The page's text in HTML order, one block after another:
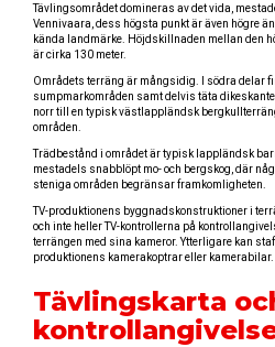
Tävlingsområdet domineras av det vida,
Vennivaara, dess högsta punkt är även högre
kända landmärke. Höjdskillnaden mellan den
är cirka 130 meter.
Områdets terräng är mångsidig. I södra delar
sumpmarkområden samt delvis täta
norr till en typisk västlappländsk
områden.
Trädbestånd i området är typisk lappländsk
mestadels snabblöpt mo- och bergskog, där
steniga områden begränsar framkomligheten.
TV-produktionens byggnadskonstruktioner i
och inte heller TV-kontrollerna på
terrängen med sina kameror. Ytterligare kan
produktionens kamerakoptrar eller kamerabilar.
Tävlingskarta